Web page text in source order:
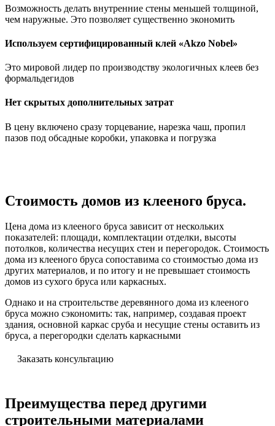
Возможность делать внутренние стены меньшей толщиной,
чем наружные. Это позволяет существенно экономить
Используем сертифицированный клей «Akzo Nobel»
Это мировой лидер по производству экологичных клеев без
формальдегидов
Нет скрытых дополнительных затрат
В цену включено сразу торцевание, нарезка чаш, пропил
пазов под обсадные коробки, упаковка и погрузка
Стоимость домов из клееного бруса.
Цена дома из клееного бруса зависит от нескольких
показателей: площади, комплектации отделки, высоты
потолков, количества несущих стен и перегородок. Стоимость
дома из клееного бруса сопоставима со стоимостью дома из
других материалов, и по итогу и не превышает стоимость
домов из сухого бруса или каркасных.
Однако и на строительстве деревянного дома из клееного
бруса можно сэкономить: так, например, создавая проект
здания, основной каркас сруба и несущие стены оставить из
бруса, а перегородки сделать каркасными
Заказать консультацию
Преимущества перед другими
строительными материалами